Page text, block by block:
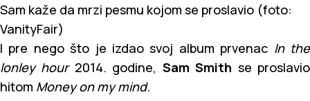
Sam kaže da mrzi pesmu kojom se proslavio (foto:
VanityFair)
I pre nego što je izdao svoj album prvenac In the
lonley hour2014. godine, Sam Smith se proslavio
hitom Money on my mind.